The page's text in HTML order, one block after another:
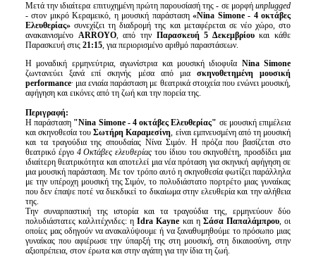
Μετά την ιδιαίτερα επιτυχημένη πρώτη παρουσίασή της - σε μορφήunplugged
- στον μικρό Κεραμεικό, η μουσική παράσταση«Nina Simone - 4 οκτάβες
Ελευθερίας»συνεχίζει τη διαδρομή της και μεταφέρεται σε νέο χώρο, στο
ανακαινισμένοARROYO, από την Παρασκευή 5 Δεκεμβρίουκαι κάθε
Παρασκευή στις 21:15, για περιορισμένο αριθμό παραστάσεων.
Η μοναδική ερμηνεύτρια, αγωνίστρια και μουσική ιδιοφυΐα Nina Simone
ζωντανεύει ξανά επί σκηνής μέσα από μια σκηνοθετημένη μουσική
performance∙ μια ενιαία παράσταση με θεατρικά στοιχεία που ενώνει μουσική,
αφήγηση και εικόνες από τη ζωή και την πορεία της.
Περιγραφή:
Η παράσταση "Nina Simone- 4 οκτάβες Ελευθερίας" σε μουσική επιμέλεια
και σκηνοθεσία τουΣωτήρη Καραμεσίνη, είναι εμπνευσμένη από τη μουσική
και τα τραγούδια της σπουδαίας Νίνα Σιμόν. Η πρόζα που βασίζεται στο
θεατρικό έργο 4 Οκτάβες ελευθερίας του ίδιου του σκηνοθέτη, προσδίδει μια
ιδιαίτερη θεατρικότητα και αποτελεί μια νέα πρόταση για σκηνική αφήγηση σε
μια μουσική παράσταση. Με τον τρόπο αυτό η σκηνοθεσία φωτίζει παράλληλα
με την υπέροχη μουσική της Σιμόν, το πολυδιάστατο πορτρέτο μιας γυναίκας
που δεν έπαψε ποτέ να διεκδικεί το δικαίωμα στην ελευθερία και την αλήθεια
της.
Την συναρπαστική της ιστορία και τα τραγούδια της, ερμηνεύουν δύο
πολυδιάστατες καλλιτέχνιδες: ηIdra Kayne και η Σάσα Παπαλάμπρου, οι
οποίες μας οδηγούν να αvακαλύψουμε ή vα ξαναθυμηθούμε το πρόσωπο μιας
γυναίκας που αφιέρωσε τηv ύπαρξή της στη μουσική, στη δικαιοσύνη, στην
αξιοπρέπεια, στοv έρωτα και στην αγάπη για την ίδια τη ζωή.